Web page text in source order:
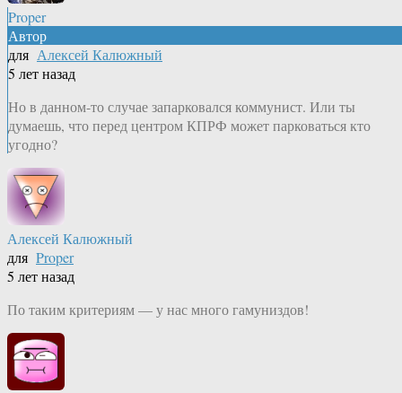
Proper
Автор
для Алексей Калюжный
5 лет назад
Но в данном-то случае запарковался коммунист. Или ты
думаешь, что перед центром КПРФ может парковаться кто
угодно?
Алексей Калюжный
для Proper
5 лет назад
По таким критериям — у нас много гамуниздов!